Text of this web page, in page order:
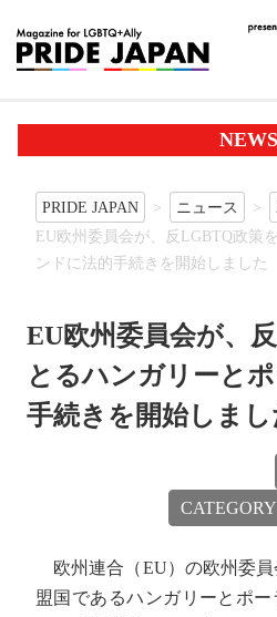
NEWS
PRIDE JAPAN ニュース
EU欧州委員会が、反LGBTQ政策
ンドに法的手続きを開始しました
EU欧州委員会が、
とるハンガリーと
手続きを開始しまし
CATEGORY
欧州連合（EU）の欧州委員
盟国であるハンガリーとポ